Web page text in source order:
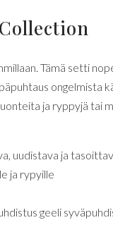
Tämä setti
ongelmista
ja ryppyjä tai
uudistava ja
ja rypyille
geeli